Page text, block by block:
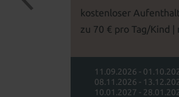
kostenloser
zu 70 € pro Tag/Kind
11.09.2026 -
08.11.2026 -
10.01.2027 -